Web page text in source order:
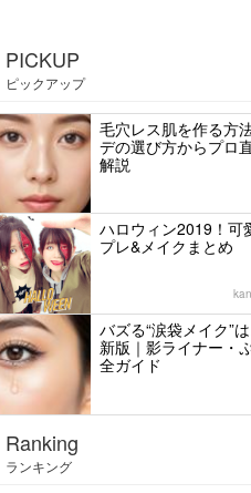
PICKUP
ピックアップ
毛穴レス肌を作る方
デの選び方からプロ
解説
ハロウィン2019！可
プレ&メイクまとめ
バズる“涙袋メイク”
新版｜影ライナー・
全ガイド
Ranking
ランキング